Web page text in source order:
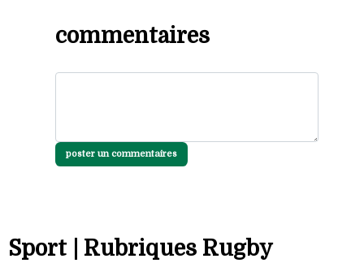
commentaires
poster un commentaires
Sport | Rubriques Rugby